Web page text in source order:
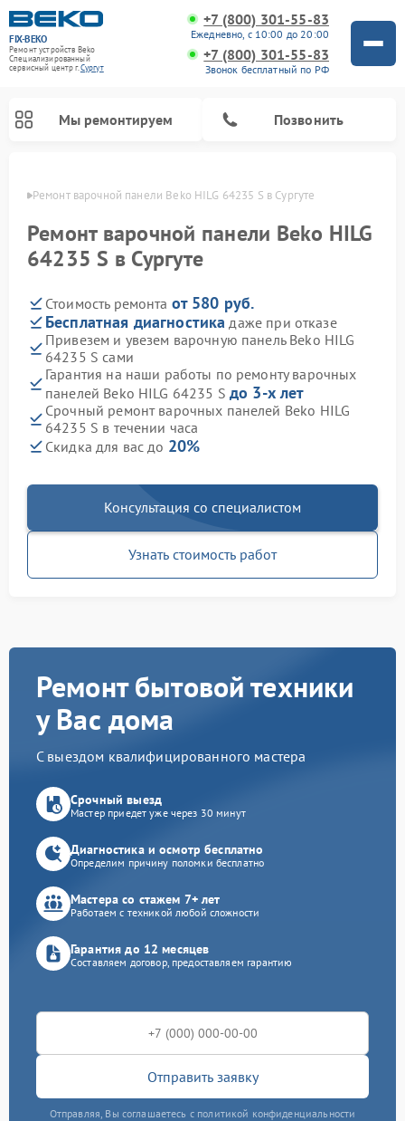
FIX-BEKO
Ремонт устройств Beko
Специализированный
cервисный центр г.Сургут
+7 (800) 301-55-83
Ежедневно, с 10:00 до 20:00
+7 (800) 301-55-83
Звонок бесплатный по РФ
Мы ремонтируем Позвонить
Ремонт варочной панели Beko HILG 64235 S в Сургуте
Ремонт варочной панели Beko HILG
64235 S в Сургуте
Стоимость ремонта от 580 руб.
Бесплатная диагностика даже при отказе
Привезем и увезем варочную панель Beko HILG
64235 S сами
Гарантия на наши работы по ремонту варочных
панелей Beko HILG 64235 S до 3-х лет
Срочный ремонт варочных панелей Beko HILG
64235 S в течении часа
Скидка для вас до 20%
Консультация со специалистом
Узнать стоимость работ
Ремонт бытовой техники
у Вас дома
С выездом квалифицированного мастера
Срочный выезд
Мастер приедет уже через 30 минут
Диагностика и осмотр бесплатно
Определим причину поломки бесплатно
Мастера со стажем 7+ лет
Работаем с техникой любой сложности
Гарантия до 12 месяцев
Составляем договор, предоставляем гарантию
Отправить заявку
Отправляя, Вы соглашаетесь с политикой конфиденциальности